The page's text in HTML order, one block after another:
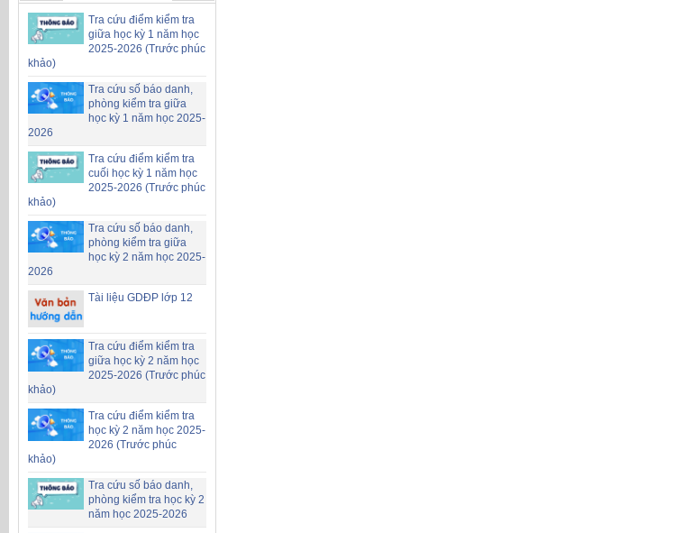
Tra cứu điểm kiểm tra
giữa học kỳ 1 năm học
2025-2026 (Trước phúc
khảo)
Tra cứu số báo danh,
phòng kiểm tra giữa
học kỳ 1 năm học 2025-
2026
Tra cứu điểm kiểm tra
cuối học kỳ 1 năm học
2025-2026 (Trước phúc
khảo)
Tra cứu số báo danh,
phòng kiểm tra giữa
học kỳ 2 năm học 2025-
2026
Tài liệu GDĐP lớp 12
Tra cứu điểm kiểm tra
giữa học kỳ 2 năm học
2025-2026 (Trước phúc
khảo)
Tra cứu điểm kiểm tra
học kỳ 2 năm học 2025-
2026 (Trước phúc
khảo)
Tra cứu số báo danh,
phòng kiểm tra học kỳ 2
năm học 2025-2026